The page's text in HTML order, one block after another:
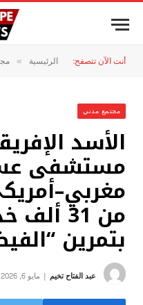
أنت الآن تتصفح: الرئيسية »
مجتمع مدني
مستشفى
من 31
بتمرين
عبد الفتاح تخيم مايو 6, 2026